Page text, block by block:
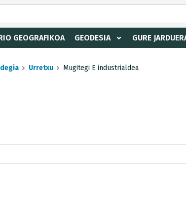
GEOGRAFIKOA GEODESIA GURE
Urretxu Mugitegi E industrialdea